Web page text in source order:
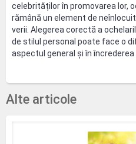
celebrităților în promovarea lor,
rămână un element de
verii. Alegerea corectă a
de stilul personal poate face o
aspectul general și în încrederea
Alte articole